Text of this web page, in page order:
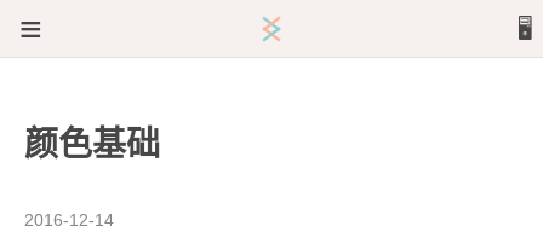
≡
关于
🖥️
颜色基础
2016-12-14